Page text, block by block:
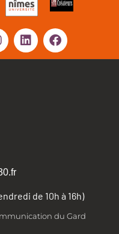
de 10h à 16h)
du Gard